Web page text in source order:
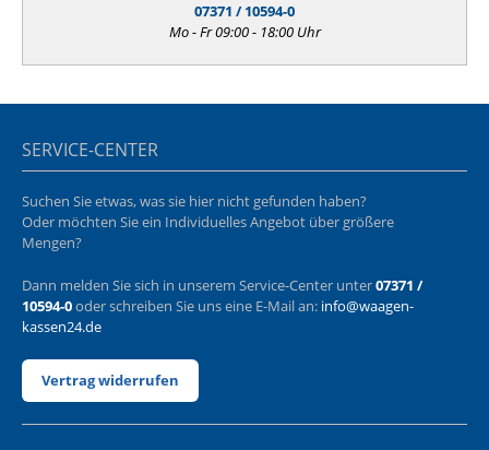
07371 / 10594-0
Mo - Fr 09:00 - 18:00 Uhr
SERVICE-CENTER
Suchen Sie etwas, was sie hier nicht gefunden haben?
Oder möchten Sie ein Individuelles Angebot über größere
Mengen?
Dann melden Sie sich in unserem Service-Center unter07371 /
10594-0oder schreiben Sie uns eine E-Mail an: info@waagen-
kassen24.de
Vertrag widerrufen